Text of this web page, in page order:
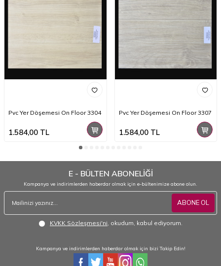
Pvc Yer Döşemesi On Floor 3304
1.584,00 TL
Pvc Yer Döşemesi On Floor 3307
1.584,00TL
E - BÜLTEN ABONELİĞİ
Kampanya ve indirimlerden haberdar olmak için e-bültenimize abone olun.
ABONE OL
KVKK Sözleşmesi'ni , okudum, kabul ediyorum.
Kampanya ve indirimlerden haberdar olmak için bizi Takip Edin!